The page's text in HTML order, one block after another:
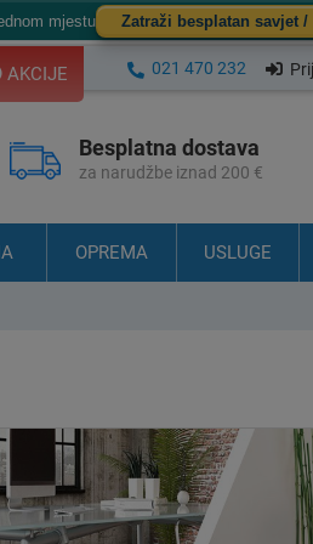
mjestu Zatraži besplatan savjet /
AKCIJE 021 470 232
Besplatna dostava
za narudžbe iznad 200 €
OPREMA USLUGE